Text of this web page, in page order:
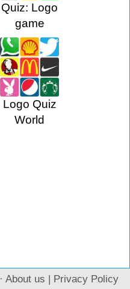
Quiz: Logo
game
Logo Quiz
World
· About us | Privacy Policy